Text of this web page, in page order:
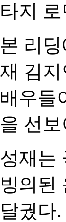
지
리
김
우들
선
재는
의된
궜다